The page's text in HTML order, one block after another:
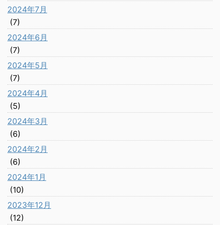
2024年7月
(7)
2024年6月
(7)
2024年5月
(7)
2024年4月
(5)
2024年3月
(6)
2024年2月
(6)
2024年1月
(10)
2023年12月
(12)